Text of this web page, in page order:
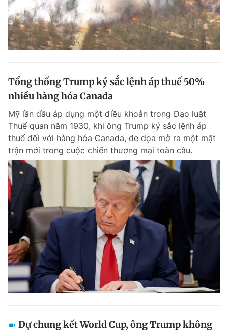
Tổng thống Trump ký sắc lệnh áp thuế 50%
nhiều hàng hóa Canada
Mỹ lần đầu áp dụng một điều khoản trong Đạo luật
Thuế quan năm 1930, khi ông Trump ký sắc lệnh áp
thuế đối với hàng hóa Canada, đe dọa mở ra một mặt
trận mới trong cuộc chiến thương mại toàn cầu.
Dự chung kết World Cup, ông Trump không